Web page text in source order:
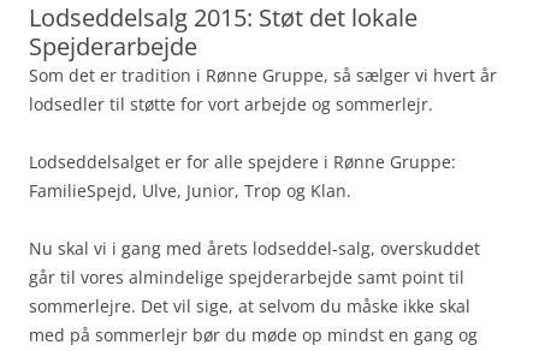
Lodseddelsalg 2015: Støt det lokale
Spejderarbejde
Som det er tradition i Rønne Gruppe, så sælger vi hvert år
lodsedler til støtte for vort arbejde og sommerlejr.
Lodseddelsalget er for alle spejdere i Rønne Gruppe:
FamilieSpejd, Ulve, Junior, Trop og Klan.
Nu skal vi i gang med årets lodseddel-salg, overskuddet
går til vores almindelige spejderarbejde samt point til
sommerlejre. Det vil sige, at selvom du måske ikke skal
med på sommerlejr bør du møde op mindst en gang og